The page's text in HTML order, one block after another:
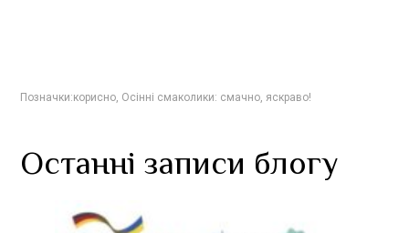
Позначки:корисно, Осінні смаколики: смачно, яскраво!
Останні записи блогу